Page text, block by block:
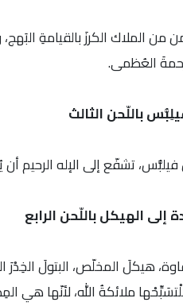
من الملاك الكرزَ بالقيامةِ
العُظمى.
باللّحن الثالث
تشفّع إلى الإله الرحيم أن
الهيكل باللّحن الرابع
هيكلَ المخلّص، البتولَ الخِدْرَ
ملائكةُ الله، لأنّها هي